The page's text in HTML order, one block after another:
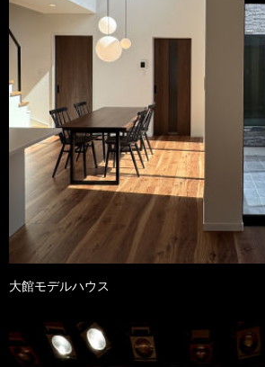
大館モデルハウス